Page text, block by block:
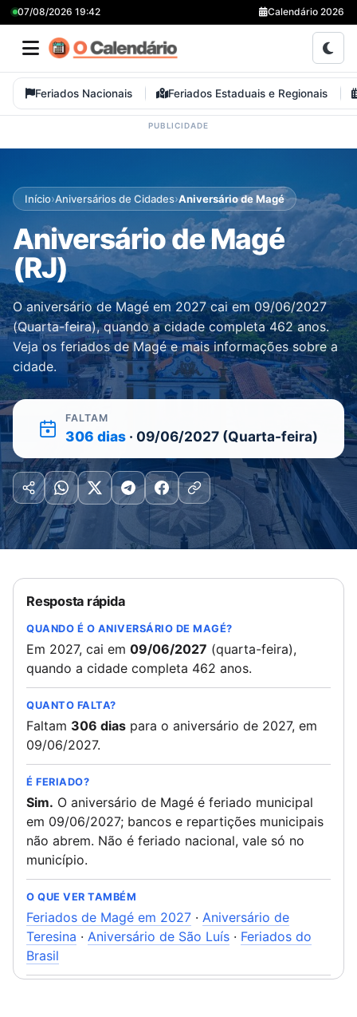
07/08/2026 19:42 Calendário 2026
Feriados Nacionais Feriados Estaduais e Regionais
Início›Aniversários de Cidades›Aniversário de Magé
Aniversário de Magé
(RJ)
O aniversário de Magé em 2027 cai em 09/06/2027
(Quarta-feira), quando a cidade completa 462 anos.
Veja os feriados de Magé e mais informações sobre a
cidade.
FALTAM
306 dias · 09/06/2027 (Quarta-feira)
Resposta rápida
QUANDO É O ANIVERSÁRIO DE MAGÉ?
Em 2027, cai em 09/06/2027 (quarta-feira),
quando a cidade completa 462 anos.
QUANTO FALTA?
Faltam 306 dias para o aniversário de 2027, em
09/06/2027.
É FERIADO?
Sim. O aniversário de Magé é feriado municipal
em 09/06/2027; bancos e repartições municipais
não abrem. Não é feriado nacional, vale só no
município.
O QUE VER TAMBÉM
Feriados de Magé em 2027 · Aniversário de
Teresina · Aniversário de São Luís · Feriados do
Brasil